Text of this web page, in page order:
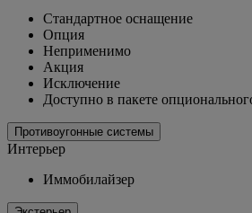
Стандартное оснащение
Опция
Неприменимо
Акция
Исключение
Доступно в пакете
Противоугонные системы
Интерьер
Иммобилайзер